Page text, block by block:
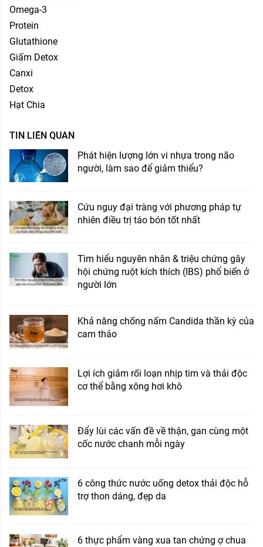
Omega-3
Protein
Glutathione
Giấm Detox
Canxi
Detox
Hạt Chia
TIN LIÊN QUAN
Phát hiện lượng lớn vi nhựa trong não
người, làm sao để giảm thiểu?
Cứu nguy đại tràng với phương pháp tự
nhiên điều trị táo bón tốt nhất
Tìm hiểu nguyên nhân & triệu chứng gây
hội chứng ruột kích thích (IBS) phổ biến ở
người lớn
Khả năng chống nấm Candida thần kỳ của
cam thảo
Lợi ích giảm rối loạn nhịp tim và thải độc
cơ thể bằng xông hơi khô
Đẩy lùi các vấn đề về thận, gan cùng một
cốc nước chanh mỗi ngày
6 công thức nước uống detox thải độc hỗ
trợ thon dáng, đẹp da
6 thực phẩm vàng xua tan chứng ợ chua